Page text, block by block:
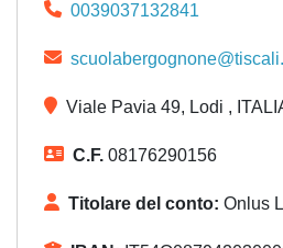
0039037132841
Viale Pavia 49, Lodi ,
C.F. 08176290156
Titolare del conto: Onlus